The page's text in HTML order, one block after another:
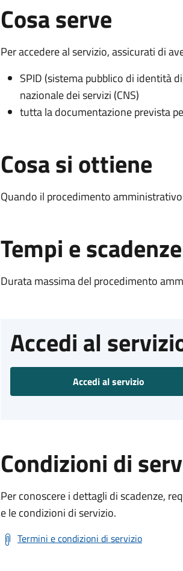
Cosa serve
Per accedere al servizio, assicurati di
SPID (sistema pubblico di identità
nazionale dei servizi (CNS)
tutta la documentazione prevista
Cosa si ottiene
Quando il procedimento
Tempi e scadenze
Durata massima del procedimento
Accedi al
Accedi al servizio
Condizioni di
Per conoscere i dettagli di scadenze,
e le condizioni di servizio.
Termini e condizioni di servizio